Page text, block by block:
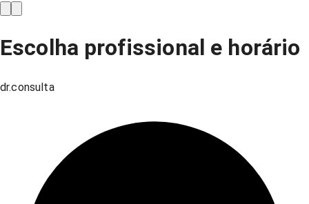
Escolha profissional e horário
dr.consulta